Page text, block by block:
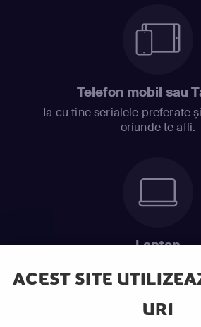
ACEST SITE
URI
Telefon mobil sau
Ia cu tine serialele preferate
oriunde te afli.
Laptop
ABONEAZĂ-TE